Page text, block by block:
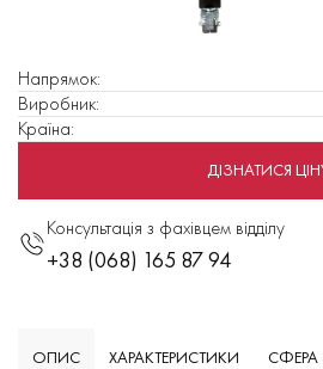
ДІЗНАТИСЯ
Консультація з фахівцем відділу
+38 (068) 165 87 94
Напрямок:
Виробник:
Країна:
ОПИС ХАРАКТЕРИСТИКИ